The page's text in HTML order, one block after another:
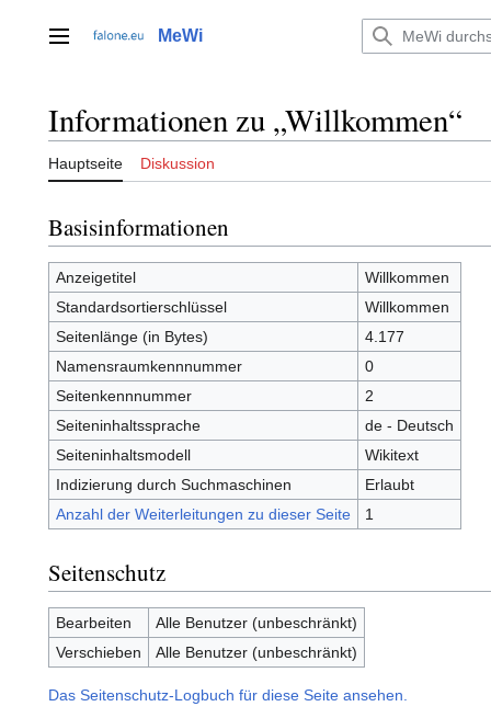
springenHauptmenü MeWi
Informationen zu „Willkommen“
Hauptseite Diskussion
Basisinformationen
Anzeigetitel
Willkommen
Standardsortierschlüssel
Willkommen
Seitenlänge (in Bytes)
4.177
Namensraumkennnummer
0
Seitenkennnummer
2
Seiteninhaltssprache
de - Deutsch
Seiteninhaltsmodell
Wikitext
Indizierung durch Suchmaschinen
Erlaubt
Anzahl der Weiterleitungen zu dieser Seite
1
Seitenschutz
Bearbeiten
Alle Benutzer (unbeschränkt)
Verschieben
Alle Benutzer (unbeschränkt)
Das Seitenschutz-Logbuch für diese Seite ansehen.